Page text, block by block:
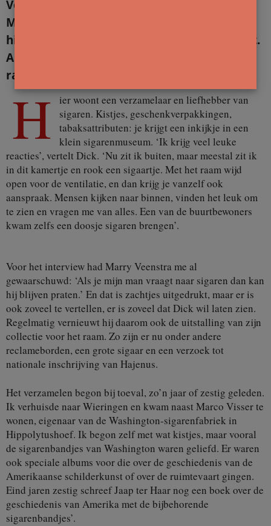
Veenstra woont er, samen met zijn vrouw
Marry, pas een half jaar, maar inmiddels is
hij al lang geen onbekende meer in de buurt.
Als hij opstaat van zijn bankje en naar het
raam loopt, zie je ook meteen waarom.
H
ier woont een verzamelaar en liefhebber van
sigaren. Kistjes, geschenkverpakkingen,
tabaksattributen: je krijgt een inkijkje in een
klein sigarenmuseum. ‘Ik krijg veel leuke
reacties’, vertelt Dick. ‘Nu zit ik buiten, maar meestal zit ik
in dit kamertje en rook een sigaartje. Met het raam wijd
open voor de ventilatie, en dan krijg je vanzelf ook
aanspraak. Mensen kijken naar binnen, vinden het leuk om
te zien en vragen me van alles. Een van de buurtbewoners
kwam zelfs een doosje sigaren brengen’.
Voor het interview had Marry Veenstra me al
gewaarschuwd: ‘Als je mijn man vraagt naar sigaren dan kan
hij blijven praten.’ En dat is zachtjes uitgedrukt, maar er is
ook zoveel te vertellen, er is zoveel dat Dick wil laten zien.
Regelmatig vernieuwt hij daarom ook de uitstalling van zijn
collectie voor het raam. Zo zijn er nu onder andere
reclameborden, een grote sigaar en een verzoek tot
nationale inschrijving van Hajenus.
Het verzamelen begon bij toeval, zo’n jaar of zestig geleden.
Ik verhuisde naar Wieringen en kwam naast Marco Visser te
wonen, eigenaar van de Washington-sigarenfabriek in
Hippolytushoef. Ik begon zelf met wat kistjes, maar vooral
de sigarenbandjes van Washington waren geliefd. Er waren
ook speciale albums voor die over de geschiedenis van de
Amerikaanse schilderkunst of over de ruimtevaart gingen.
Eind jaren zestig schreef Jaap ter Haar nog een boek over de
geschiedenis van Amerika met de bijbehorende
sigarenbandjes’.